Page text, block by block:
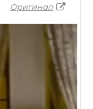
Оригинал